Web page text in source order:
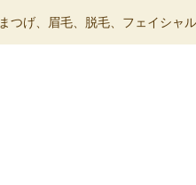
まつげ、眉毛、脱毛、フェイシ